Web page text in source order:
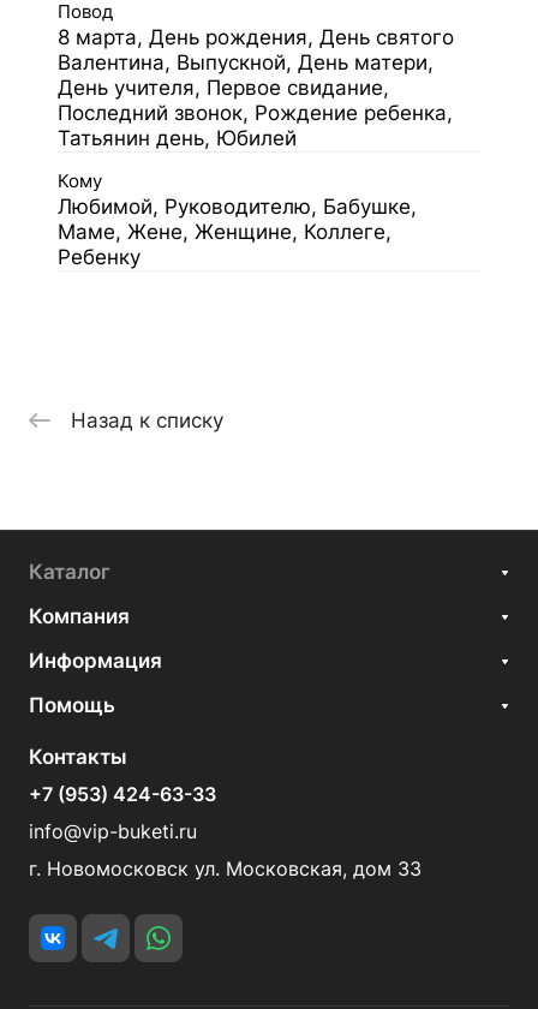
Повод
8 марта, День рождения, День святого
Валентина, Выпускной, День матери,
День учителя, Первое свидание,
Последний звонок, Рождение ребенка,
Татьянин день, Юбилей
Кому
Любимой, Руководителю, Бабушке,
Маме, Жене, Женщине, Коллеге,
Ребенку
Назад к списку
Каталог
Компания
Информация
Помощь
Контакты
+7 (953) 424-63-33
info@vip-buketi.ru
г. Новомосковск ул. Московская, дом 33